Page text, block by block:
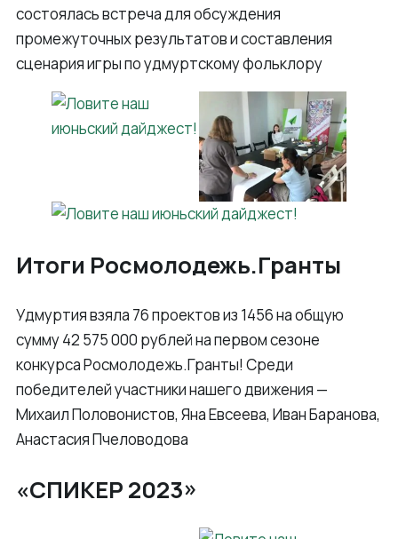
состоялась встреча для обсуждения
промежуточных результатов и составления
сценария игры по удмуртскому фольклору
Итоги Росмолодежь.Гранты
Удмуртия взяла 76 проектов из 1456 на общую
сумму 42 575 000 рублей на первом сезоне
конкурса Росмолодежь.Гранты! Среди
победителей участники нашего движения —
Михаил Половонистов, Яна Евсеева, Иван Баранова,
Анастасия Пчеловодова
«СПИКЕР 2023»